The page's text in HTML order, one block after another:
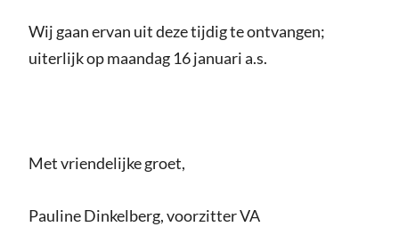
Wij gaan ervan uit deze tijdig te ontvangen;
uiterlijk op maandag 16 januari a.s.
Met vriendelijke groet,
Pauline Dinkelberg, voorzitter VA